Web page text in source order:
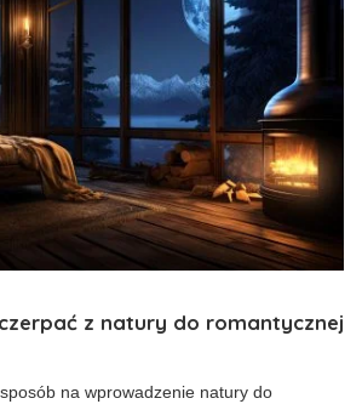
z natury do romantycznej
na wprowadzenie natury do